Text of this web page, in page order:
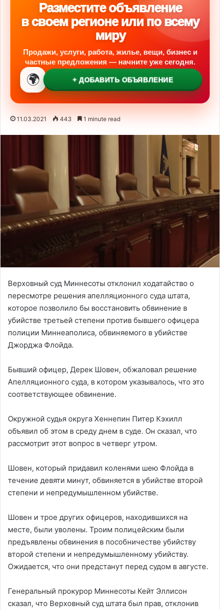
Разместите объявление
в своем регионе или по всему
миру
Продажи, услуги, работа, жилье, вещи, бизнес и
частные предложения — начните уже сегодня.
🌍 + ДОБАВИТЬ ОБЪЯВЛЕНИЕ
11.03.2021 443 1 minute read
Верховный суд Миннесоты отклонил ходатайство о
пересмотре решения апелляционного суда штата,
которое позволило бы восстановить обвинение в
убийстве третьей степени против бывшего офицера
полиции Миннеаполиса, обвиняемого в убийстве
Джорджа Флойда.
Бывший офицер, Дерек Шовен, обжаловал решение
Апелляционного суда, в котором указывалось, что это
соответствующее обвинение.
Окружной судья округа Хеннепин Питер Кэхилл
объявил об этом в среду днем в суде. Он сказал, что
рассмотрит этот вопрос в четверг утром.
Шовен, который придавил коленями шею Флойда в
течение девяти минут, обвиняется в убийстве второй
степени и непредумышленном убийстве.
Шовен и трое других офицеров, находившихся на
месте, были уволены. Троим полицейским были
предъявлены обвинения в пособничестве убийству
второй степени и непредумышленному убийству.
Ожидается, что они предстанут перед судом в августе.
Генеральный прокурор Миннесоты Кейт Эллисон
сказал, что Верховный суд штата был прав, отклонив